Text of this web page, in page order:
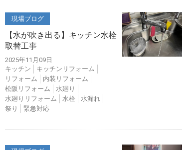
現場ブログ
【水が吹き出る】キッチン水栓
取替工事
2025年11月09日
キッチン
キッチンリフォーム
リフォーム
内装リフォーム
松阪リフォーム
水廻り
水廻りリフォーム
水栓
水漏れ
祭り
緊急対応